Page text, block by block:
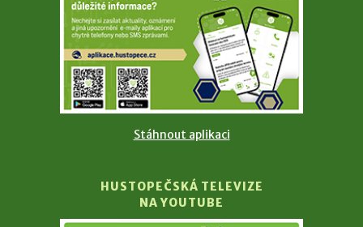
Stáhnout aplikaci
HUSTOPEČSKÁ TELEVIZE
NA YOUTUBE